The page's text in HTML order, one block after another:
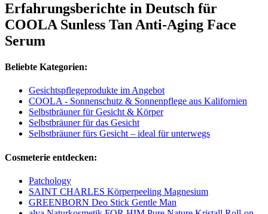
Erfahrungsberichte in Deutsch für
COOLA Sunless Tan Anti-Aging Face
Serum
Beliebte Kategorien:
Gesichtspflegeprodukte im Angebot
COOLA - Sonnenschutz & Sonnenpflege aus Kalifornien
Selbstbräuner für Gesicht & Körper
Selbstbräuner für das Gesicht
Selbstbräuner fürs Gesicht – ideal für unterwegs
Cosmeterie entdecken:
Patchology
SAINT CHARLES Körperpeeling Magnesium
GREENBORN Deo Stick Gentle Man